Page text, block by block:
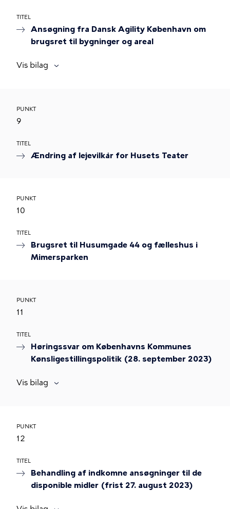
TITEL
Ansøgning fra Dansk Agility København om
brugsret til bygninger og areal
Vis bilag
PUNKT
9
TITEL
Ændring af lejevilkår for Husets Teater
PUNKT
10
TITEL
Brugsret til Husumgade 44 og fælleshus i
Mimersparken
PUNKT
11
TITEL
Høringssvar om Københavns Kommunes
Kønsligestillingspolitik (28. september 2023)
Vis bilag
PUNKT
12
TITEL
Behandling af indkomne ansøgninger til de
disponible midler (frist 27. august 2023)